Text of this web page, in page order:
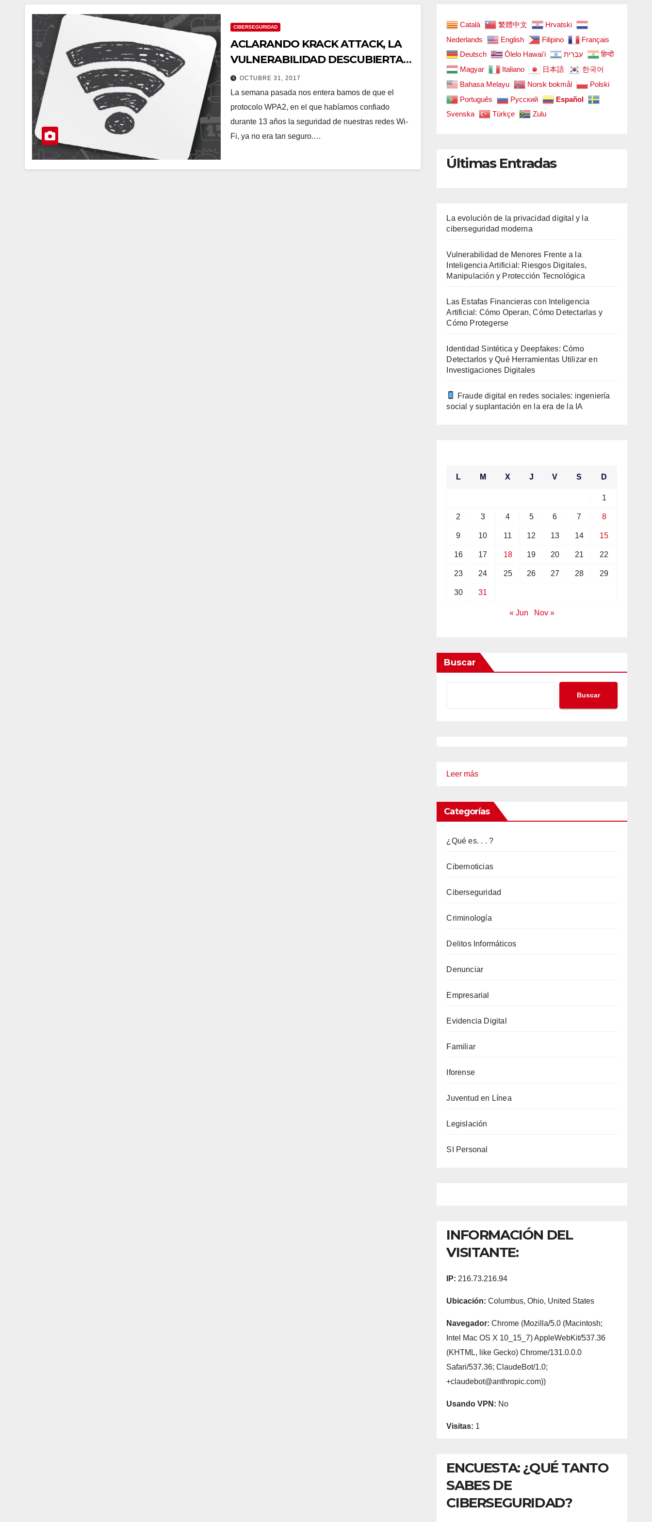
CIBERSEGURIDAD
ACLARANDO KRACK ATTACK, LA
VULNERABILIDAD DESCUBIERTA
EN WPA2
OCTUBRE 31, 2017
La semana pasada nos entera bamos de que el
protocolo WPA2, en el que habíamos confiado
durante 13 años la seguridad de nuestras redes Wi-
Fi, ya no era tan seguro.…
Català 繁體中文
Hrvatski
Nederlands
English Filipino
Français
Deutsch
Ōlelo Hawaiʻi עִבְרִית
हिन्दी
Magyar
Italiano 日本語
한국어
Bahasa Melayu
Norsk bokmål
Polski
Português
Русский
Español
Svenska
Türkçe Zulu
Últimas Entradas
La evolución de la privacidad digital y la
ciberseguridad moderna
Vulnerabilidad de Menores Frente a la
Inteligencia Artificial: Riesgos Digitales,
Manipulación y Protección Tecnológica
Las Estafas Financieras con Inteligencia
Artificial: Cómo Operan, Cómo Detectarlas y
Cómo Protegerse
Identidad Sintética y Deepfakes: Cómo
Detectarlos y Qué Herramientas Utilizar en
Investigaciones Digitales
Fraude digital en redes sociales: ingeniería
social y suplantación en la era de la IA
L M X J V S D
1
2 3 4 5 6 7 8
9 10 11 12 13 14 15
16 17 18 19 20 21 22
23 24 25 26 27 28 29
30 31
« Jun Nov »
Buscar
Buscar
Leer más:
KRACK
ATTACK,
VULNERABILIDAD
WPA2
Categorías
¿Qué es. . . ?
Cibernoticias
Ciberseguridad
Criminología
Delitos Informáticos
Denunciar
Empresarial
Evidencia Digital
Familiar
Iforense
Juventud en Línea
Legislación
SI Personal
INFORMACIÓN DEL
VISITANTE:
IP: 216.73.216.94
Ubicación: Columbus, Ohio, United States
Navegador: Chrome (Mozilla/5.0 (Macintosh;
Intel Mac OS X 10_15_7) AppleWebKit/537.36
(KHTML, like Gecko) Chrome/131.0.0.0
Safari/537.36; ClaudeBot/1.0;
+claudebot@anthropic.com))
Usando VPN: No
Visitas: 1
ENCUESTA: ¿QUÉ TANTO
SABES DE
CIBERSEGURIDAD?